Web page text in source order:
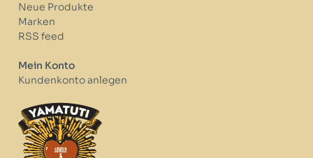
Neue Produkte
Marken
RSS feed
Mein Konto
Kundenkonto anlegen